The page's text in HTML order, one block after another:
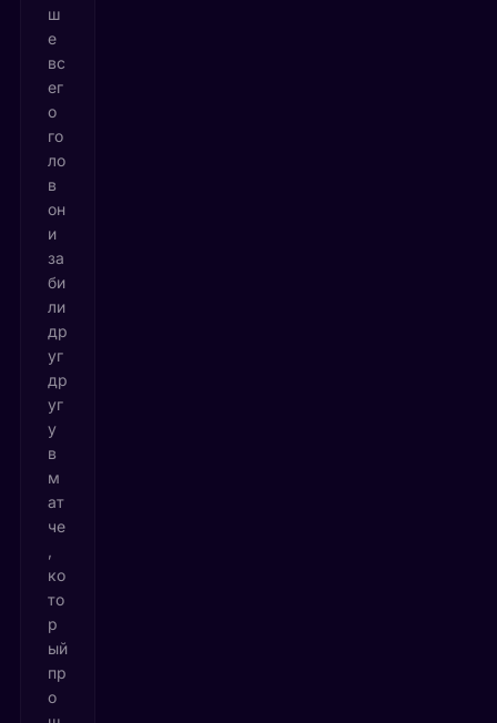
ш
е
вс
ег
о
го
ло
в
он
и
за
би
ли
др
уг
др
уг
у
в
м
ат
че
ко
то
р
ый
пр
о